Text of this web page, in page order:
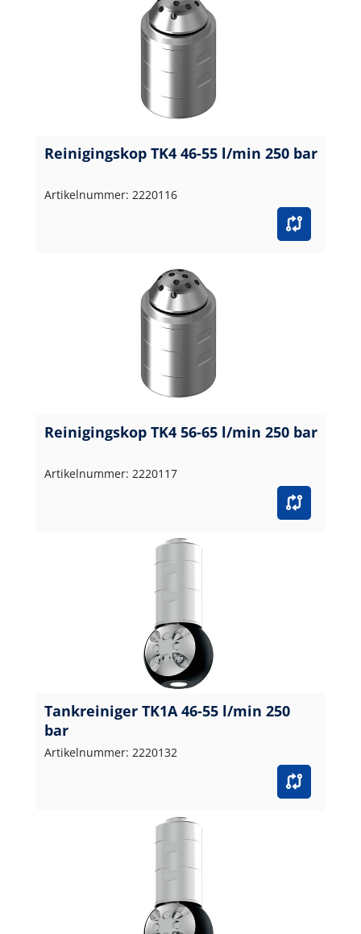
Reinigingskop TK4 46-55 l/min 250 bar
Artikelnummer: 2220116
Reinigingskop TK4 56-65 l/min 250 bar
Artikelnummer: 2220117
Tankreiniger TK1A 46-55 l/min 250
bar
Artikelnummer: 2220132